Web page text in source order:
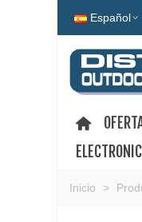
Español
Inicio >